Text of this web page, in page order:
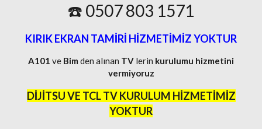
☎️ 0507 803 1571
KIRIK EKRAN TAMİRİ HİZMETİMİZ YOKTUR
A101 ve Bim den alınan TV lerin kurulumu hizmetini
vermiyoruz
DİJİTSU VE TCL TV KURULUM HİZMETİMİZ
YOKTUR